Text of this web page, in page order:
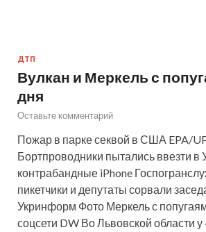
ДТП
Вулкан и Меркель с
дня
Оставьте комментарий
Пожар в парке секвой в США EPA/
Бортпроводники пытались ввезти в
контрабандные iPhone
пикетчики и депутаты сорвали
Укринформ Фото Меркель с
соцсети DW Во Львовской области у